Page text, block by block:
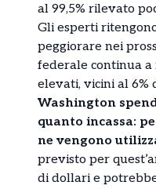
al 99,5% rilevato
Gli esperti
peggiorare nei
federale continua
elevati, vicini al 6%
Washington
quanto incassa:
ne vengono
previsto per
di dollari e